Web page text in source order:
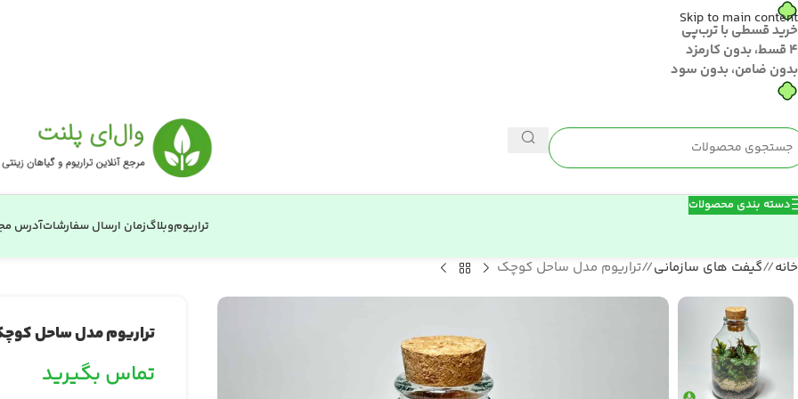
خرید قسطی با ترب‌پی
۴ قسط، بدون کارمزد
بدون ضامن، بدون سود
Skip to main content
دسته بندی محصولات
تراریوموبلاگزمان ارسال سفارشاتآدرس
خانه/ گیفت های سازمانی/ تراریوم مدل ساحل کوچک
تراریوم مدل ساحل
تماس بگیرید